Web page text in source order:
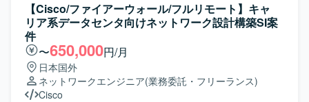
【Cisco/ファイアーウォール/フルリモート】キャ
リア系データセンタ向けネットワーク設計構築SI案
件
〜650,000円/月
日本国外
ネットワークエンジニア(業務委託・フリーランス)
Cisco